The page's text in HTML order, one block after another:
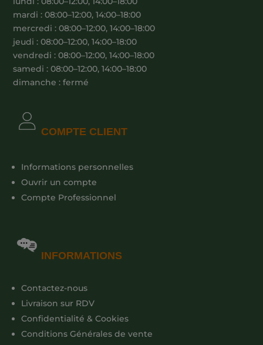
mardi : 08:00–12:00, 14:00–18:00
mercredi : 08:00–12:00, 14:00–18:00
jeudi : 08:00–12:00, 14:00–18:00
vendredi : 08:00–12:00, 14:00–18:00
samedi : 08:00–12:00, 14:00–18:00
dimanche : fermé
COMPTE CLIENT
Informations personnelles
Ouvrir un compte
Compte Professionnel
INFORMATIONS
Contactez-nous
Livraison sur RDV
Confidentialité & Cookies
Conditions Générales de vente